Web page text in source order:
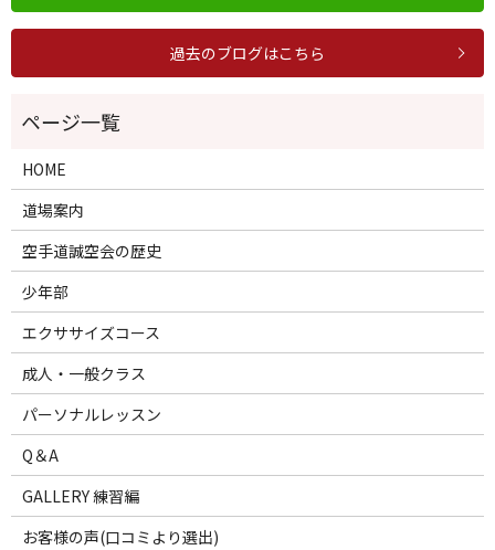
過去のブログはこちら
HOME
道場案内
空手道誠空会の歴史
少年部
エクササイズコース
成人・一般クラス
パーソナルレッスン
Q＆A
GALLERY 練習編
お客様の声(口コミより選出)